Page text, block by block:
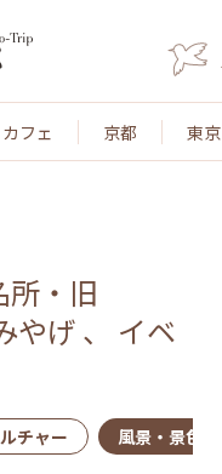
カフェ 京都 東京
所・旧
やげ 、 イベ
チャー 風景・景色